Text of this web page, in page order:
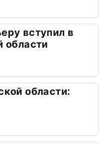
вступил в
области
области: